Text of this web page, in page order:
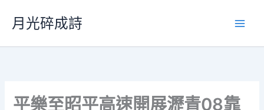
要
月光碎成詩
平樂至昭平高速開展瀝青08靠